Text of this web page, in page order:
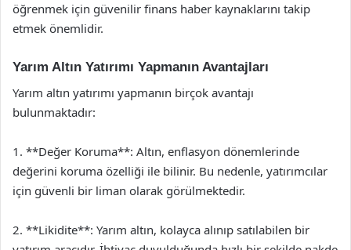
öğrenmek için güvenilir finans haber kaynaklarını takip
etmek önemlidir.
Yarım Altın Yatırımı Yapmanın Avantajları
Yarım altın yatırımı yapmanın birçok avantajı
bulunmaktadır:
1. **Değer Koruma**: Altın, enflasyon dönemlerinde
değerini koruma özelliği ile bilinir. Bu nedenle, yatırımcılar
için güvenli bir liman olarak görülmektedir.
2. **Likidite**: Yarım altın, kolayca alınıp satılabilen bir